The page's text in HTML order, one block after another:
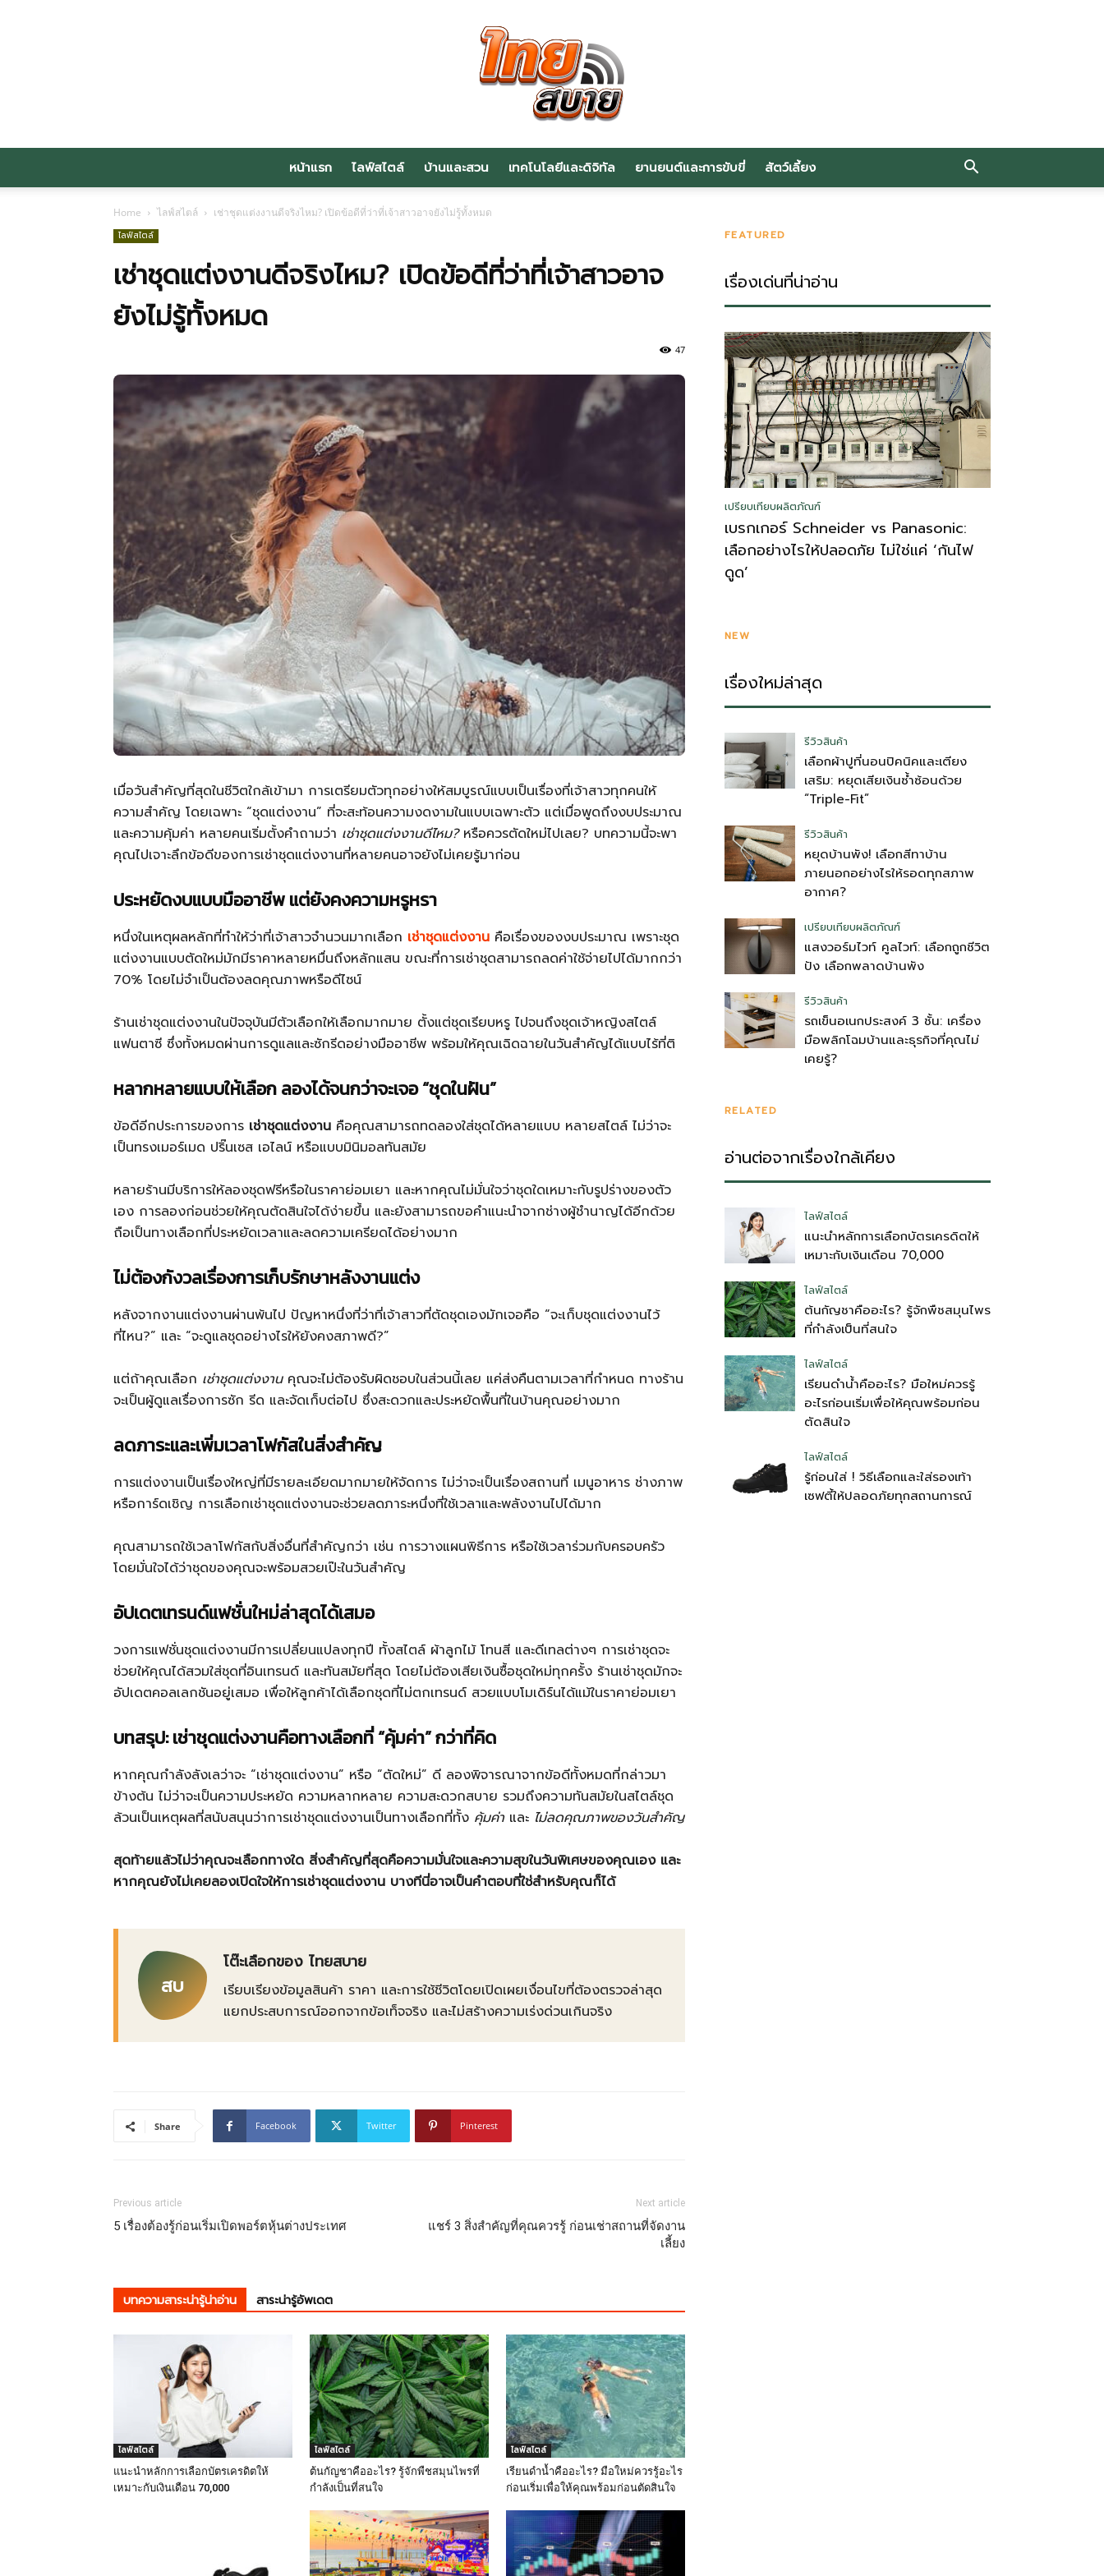
วา
ไร
ตี้
ไทย
สบาย(ดอท)คอม
หน้าแรก ไลฟ์สไตล์ บ้านและสวน เทคโนโลยีและดิจิทัล ยานยนต์และการขับขี่ สัตว์เลี้ยง
Home ไลฟ์สไตล์ เช่าชุดแต่งงานดีจริงไหม? เปิดข้อดีที่ว่าที่เจ้าสาวอาจยังไม่รู้ทั้งหมด
ไลฟ์สไตล์
เช่าชุดแต่งงานดีจริงไหม? เปิดข้อดีที่ว่าที่เจ้าสาวอาจ
ยังไม่รู้ทั้งหมด
47
เมื่อวันสำคัญที่สุดในชีวิตใกล้เข้ามา การเตรียมตัวทุกอย่างให้สมบูรณ์แบบเป็นเรื่องที่เจ้าสาวทุกคนให้
ความสำคัญ โดยเฉพาะ “ชุดแต่งงาน” ที่จะสะท้อนความงดงามในแบบเฉพาะตัว แต่เมื่อพูดถึงงบประมาณ
และความคุ้มค่า หลายคนเริ่มตั้งคำถามว่า เช่าชุดแต่งงานดีไหม?หรือควรตัดใหม่ไปเลย? บทความนี้จะพา
คุณไปเจาะลึกข้อดีของการเช่าชุดแต่งงานที่หลายคนอาจยังไม่เคยรู้มาก่อน
ประหยัดงบแบบมืออาชีพ แต่ยังคงความหรูหรา
หนึ่งในเหตุผลหลักที่ทำให้ว่าที่เจ้าสาวจำนวนมากเลือก เช่าชุดแต่งงาน คือเรื่องของงบประมาณ เพราะชุด
แต่งงานแบบตัดใหม่มักมีราคาหลายหมื่นถึงหลักแสน ขณะที่การเช่าชุดสามารถลดค่าใช้จ่ายไปได้มากกว่า
70% โดยไม่จำเป็นต้องลดคุณภาพหรือดีไซน์
ร้านเช่าชุดแต่งงานในปัจจุบันมีตัวเลือกให้เลือกมากมาย ตั้งแต่ชุดเรียบหรู ไปจนถึงชุดเจ้าหญิงสไตล์
แฟนตาซี ซึ่งทั้งหมดผ่านการดูแลและซักรีดอย่างมืออาชีพ พร้อมให้คุณเฉิดฉายในวันสำคัญได้แบบไร้ที่ติ
หลากหลายแบบให้เลือก ลองได้จนกว่าจะเจอ “ชุดในฝัน”
ข้อดีอีกประการของการ เช่าชุดแต่งงาน คือคุณสามารถทดลองใส่ชุดได้หลายแบบ หลายสไตล์ ไม่ว่าจะ
เป็นทรงเมอร์เมด ปริ๊นเซส เอไลน์ หรือแบบมินิมอลทันสมัย
หลายร้านมีบริการให้ลองชุดฟรีหรือในราคาย่อมเยา และหากคุณไม่มั่นใจว่าชุดใดเหมาะกับรูปร่างของตัว
เอง การลองก่อนช่วยให้คุณตัดสินใจได้ง่ายขึ้น และยังสามารถขอคำแนะนำจากช่างผู้ชำนาญได้อีกด้วย
ถือเป็นทางเลือกที่ประหยัดเวลาและลดความเครียดได้อย่างมาก
ไม่ต้องกังวลเรื่องการเก็บรักษาหลังงานแต่ง
หลังจากงานแต่งงานผ่านพ้นไป ปัญหาหนึ่งที่ว่าที่เจ้าสาวที่ตัดชุดเองมักเจอคือ “จะเก็บชุดแต่งงานไว้
ที่ไหน?” และ “จะดูแลชุดอย่างไรให้ยังคงสภาพดี?”
แต่ถ้าคุณเลือก เช่าชุดแต่งงานคุณจะไม่ต้องรับผิดชอบในส่วนนี้เลย แค่ส่งคืนตามเวลาที่กำหนด ทางร้าน
จะเป็นผู้ดูแลเรื่องการซัก รีด และจัดเก็บต่อไป ซึ่งสะดวกและประหยัดพื้นที่ในบ้านคุณอย่างมาก
ลดภาระและเพิ่มเวลาโฟกัสในสิ่งสำคัญ
การแต่งงานเป็นเรื่องใหญ่ที่มีรายละเอียดมากมายให้จัดการ ไม่ว่าจะเป็นเรื่องสถานที่ เมนูอาหาร ช่างภาพ
หรือการ์ดเชิญ การเลือกเช่าชุดแต่งงานจะช่วยลดภาระหนึ่งที่ใช้เวลาและพลังงานไปได้มาก
คุณสามารถใช้เวลาโฟกัสกับสิ่งอื่นที่สำคัญกว่า เช่น การวางแผนพิธีการ หรือใช้เวลาร่วมกับครอบครัว
โดยมั่นใจได้ว่าชุดของคุณจะพร้อมสวยเป๊ะในวันสำคัญ
อัปเดตเทรนด์แฟชั่นใหม่ล่าสุดได้เสมอ
วงการแฟชั่นชุดแต่งงานมีการเปลี่ยนแปลงทุกปี ทั้งสไตล์ ผ้าลูกไม้ โทนสี และดีเทลต่างๆ การเช่าชุดจะ
ช่วยให้คุณได้สวมใส่ชุดที่อินเทรนด์ และทันสมัยที่สุด โดยไม่ต้องเสียเงินซื้อชุดใหม่ทุกครั้ง ร้านเช่าชุดมักจะ
อัปเดตคอลเลกชันอยู่เสมอ เพื่อให้ลูกค้าได้เลือกชุดที่ไม่ตกเทรนด์ สวยแบบโมเดิร์นได้แม้ในราคาย่อมเยา
บทสรุป: เช่าชุดแต่งงานคือทางเลือกที่ “คุ้มค่า” กว่าที่คิด
หากคุณกำลังลังเลว่าจะ “เช่าชุดแต่งงาน” หรือ “ตัดใหม่” ดี ลองพิจารณาจากข้อดีทั้งหมดที่กล่าวมา
ข้างต้น ไม่ว่าจะเป็นความประหยัด ความหลากหลาย ความสะดวกสบาย รวมถึงความทันสมัยในสไตล์ชุด
ล้วนเป็นเหตุผลที่สนับสนุนว่าการเช่าชุดแต่งงานเป็นทางเลือกที่ทั้ง คุ้มค่าและ ไม่ลดคุณภาพของวันสำคัญ
สุดท้ายแล้วไม่ว่าคุณจะเลือกทางใด สิ่งสำคัญที่สุดคือความมั่นใจและความสุขในวันพิเศษของคุณเอง และ
หากคุณยังไม่เคยลองเปิดใจให้การเช่าชุดแต่งงาน บางทีนี่อาจเป็นคำตอบที่ใช่สำหรับคุณก็ได้
สบ
โต๊ะเลือกของ ไทยสบาย
เรียบเรียงข้อมูลสินค้า ราคา และการใช้ชีวิตโดยเปิดเผยเงื่อนไขที่ต้องตรวจล่าสุด
แยกประสบการณ์ออกจากข้อเท็จจริง และไม่สร้างความเร่งด่วนเกินจริง
Share Facebook Twitter Pinterest
Previous article
5 เรื่องต้องรู้ก่อนเริ่มเปิดพอร์ตหุ้นต่างประเทศ
Next article
แชร์ 3 สิ่งสำคัญที่คุณควรรู้ ก่อนเช่าสถานที่จัดงาน
เลี้ยง
บทความสาระน่ารู้น่าอ่าน สาระน่ารู้อัพเดต
ไลฟ์สไตล์
แนะนำหลักการเลือกบัตรเครดิตให้
เหมาะกับเงินเดือน 70,000
ไลฟ์สไตล์
ต้นกัญชาคืออะไร? รู้จักพืชสมุนไพรที่
กำลังเป็นที่สนใจ
ไลฟ์สไตล์
เรียนดำน้ำคืออะไร? มือใหม่ควรรู้อะไร
ก่อนเริ่มเพื่อให้คุณพร้อมก่อนตัดสินใจ
FEATURED
เรื่องเด่นที่น่าอ่าน
เปรียบเทียบผลิตภัณฑ์
เบรกเกอร์ Schneider vs Panasonic:
เลือกอย่างไรให้ปลอดภัย ไม่ใช่แค่ ‘กันไฟ
ดูด’
NEW
เรื่องใหม่ล่าสุด
รีวิวสินค้า
เลือกผ้าปูที่นอนปิคนิคและเตียง
เสริม: หยุดเสียเงินซ้ำซ้อนด้วย
“Triple-Fit”
รีวิวสินค้า
หยุดบ้านพัง! เลือกสีทาบ้าน
ภายนอกอย่างไรให้รอดทุกสภาพ
อากาศ?
เปรียบเทียบผลิตภัณฑ์
แสงวอร์มไวท์ คูลไวท์: เลือกถูกชีวิต
ปัง เลือกพลาดบ้านพัง
รีวิวสินค้า
รถเข็นอเนกประสงค์ 3 ชั้น: เครื่อง
มือพลิกโฉมบ้านและธุรกิจที่คุณไม่
เคยรู้?
RELATED
อ่านต่อจากเรื่องใกล้เคียง
ไลฟ์สไตล์
แนะนำหลักการเลือกบัตรเครดิตให้
เหมาะกับเงินเดือน 70,000
ไลฟ์สไตล์
ต้นกัญชาคืออะไร? รู้จักพืชสมุนไพร
ที่กำลังเป็นที่สนใจ
ไลฟ์สไตล์
เรียนดำน้ำคืออะไร? มือใหม่ควรรู้
อะไรก่อนเริ่มเพื่อให้คุณพร้อมก่อน
ตัดสินใจ
ไลฟ์สไตล์
รู้ก่อนใส่ ! วิธีเลือกและใส่รองเท้า
เซฟตี้ให้ปลอดภัยทุกสถานการณ์